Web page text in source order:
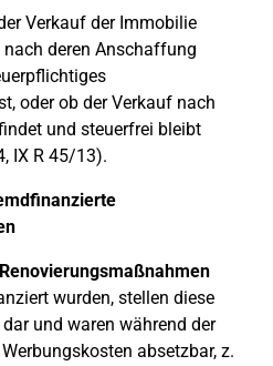
Verkauf der Immobilie
deren Anschaffung
oder ob der Verkauf nach
und steuerfrei bleibt
IX R 45/13).
Renovierungsmaßnahmen
wurden, stellen diese
dar und waren während der
absetzbar, z.